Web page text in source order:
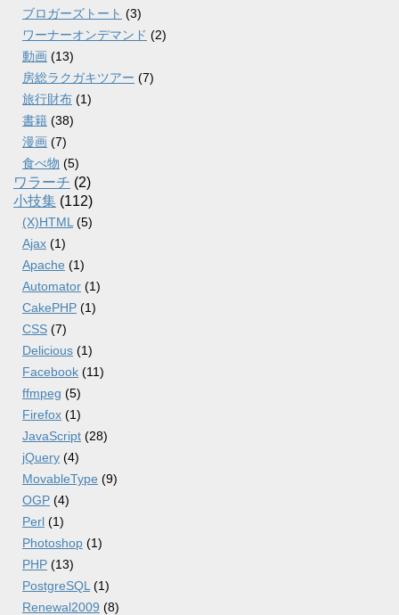
ブロガーズトート (3)
ワーナーオンデマンド (2)
動画 (13)
房総ラクガキツアー (7)
旅行財布 (1)
書籍 (38)
漫画 (7)
食べ物 (5)
ワラーチ (2)
小技集 (112)
(X)HTML (5)
Ajax (1)
Apache (1)
Automator (1)
CakePHP (1)
CSS (7)
Delicious (1)
Facebook (11)
ffmpeg (5)
Firefox (1)
JavaScript (28)
jQuery (4)
MovableType (9)
OGP (4)
Perl (1)
Photoshop (1)
PHP (13)
PostgreSQL (1)
Renewal2009 (8)